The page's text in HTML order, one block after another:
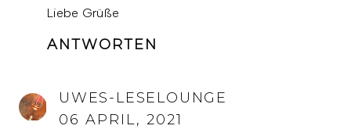
Liebe Grüße
ANTWORTEN
UWES-LESELOUNGE
06 APRIL, 2021